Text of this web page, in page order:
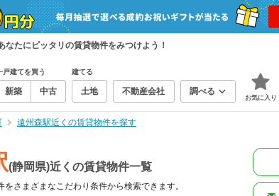
たにピッタリの賃貸物件をみつけよう！
戸建てを買う
新築 中古
建てる
土地 不動産会社 調べる
お気に入り
遠州森駅近くの賃貸物件を探す
(静岡県)近くの賃貸物件一覧
をさまざまなこだわり条件から検索できます。